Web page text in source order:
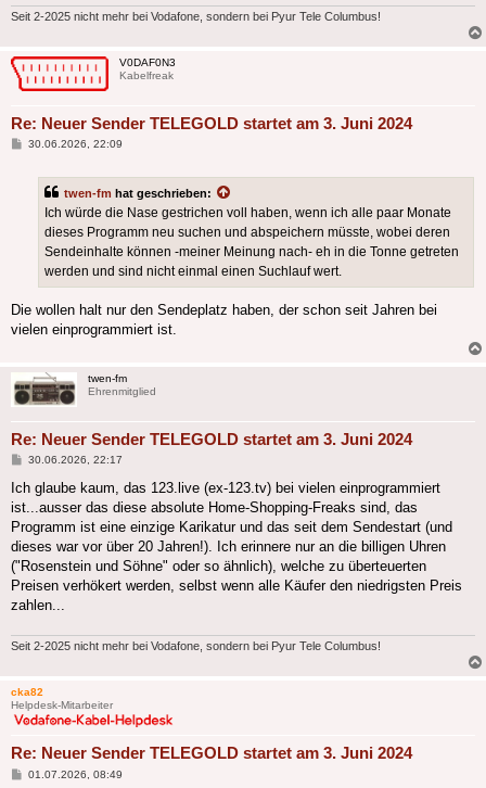
Seit 2-2025 nicht mehr bei Vodafone, sondern bei Pyur Tele Columbus!
V0DAF0N3
Kabelfreak
Re: Neuer Sender TELEGOLD startet am 3. Juni 2024
Beitrag
30.06.2026, 22:09
twen-fm hat geschrieben:
Ich würde die Nase gestrichen voll haben, wenn ich alle paar Monate
dieses Programm neu suchen und abspeichern müsste, wobei deren
Sendeinhalte können -meiner Meinung nach- eh in die Tonne getreten
werden und sind nicht einmal einen Suchlauf wert.
Die wollen halt nur den Sendeplatz haben, der schon seit Jahren bei
vielen einprogrammiert ist.
twen-fm
Ehrenmitglied
Re: Neuer Sender TELEGOLD startet am 3. Juni 2024
Beitrag
30.06.2026, 22:17
Ich glaube kaum, das 123.live (ex-123.tv) bei vielen einprogrammiert
ist...ausser das diese absolute Home-Shopping-Freaks sind, das
Programm ist eine einzige Karikatur und das seit dem Sendestart (und
dieses war vor über 20 Jahren!). Ich erinnere nur an die billigen Uhren
("Rosenstein und Söhne" oder so ähnlich), welche zu überteuerten
Preisen verhökert werden, selbst wenn alle Käufer den niedrigsten Preis
zahlen...
Seit 2-2025 nicht mehr bei Vodafone, sondern bei Pyur Tele Columbus!
cka82
Helpdesk-Mitarbeiter
Re: Neuer Sender TELEGOLD startet am 3. Juni 2024
Beitrag
01.07.2026, 08:49